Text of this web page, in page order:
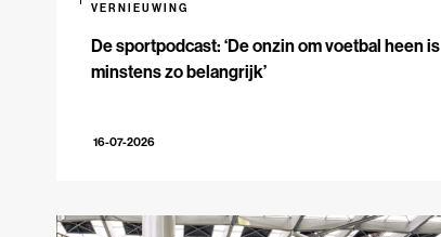
De sportpodcast: ‘De onzin om voetbal heen is
minstens zo belangrijk’
VERNIEUWING
16-07-2026